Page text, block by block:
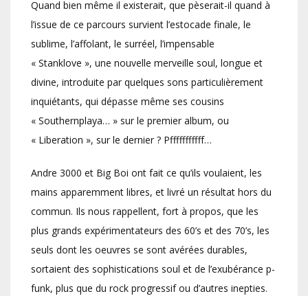
Quand bien même il existerait, que pèserait-il quand à
l’issue de ce parcours survient l’estocade finale, le
sublime, l’affolant, le surréel, l’impensable
« Stanklove », une nouvelle merveille soul, longue et
divine, introduite par quelques sons particulièrement
inquiétants, qui dépasse même ses cousins
« Southernplaya… » sur le premier album, ou
« Liberation », sur le dernier ? Pfffffffffff…
Andre 3000 et Big Boi ont fait ce qu’ils voulaient, les
mains apparemment libres, et livré un résultat hors du
commun. Ils nous rappellent, fort à propos, que les
plus grands expérimentateurs des 60’s et des 70’s, les
seuls dont les oeuvres se sont avérées durables,
sortaient des sophistications soul et de l’exubérance p-
funk, plus que du rock progressif ou d’autres inepties.